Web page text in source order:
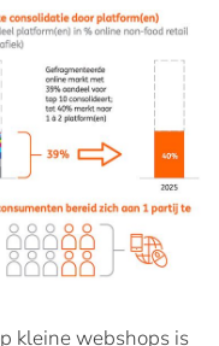
kleine webshops is